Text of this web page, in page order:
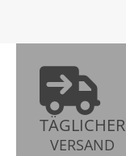
TÄGLICHER
VERSAND